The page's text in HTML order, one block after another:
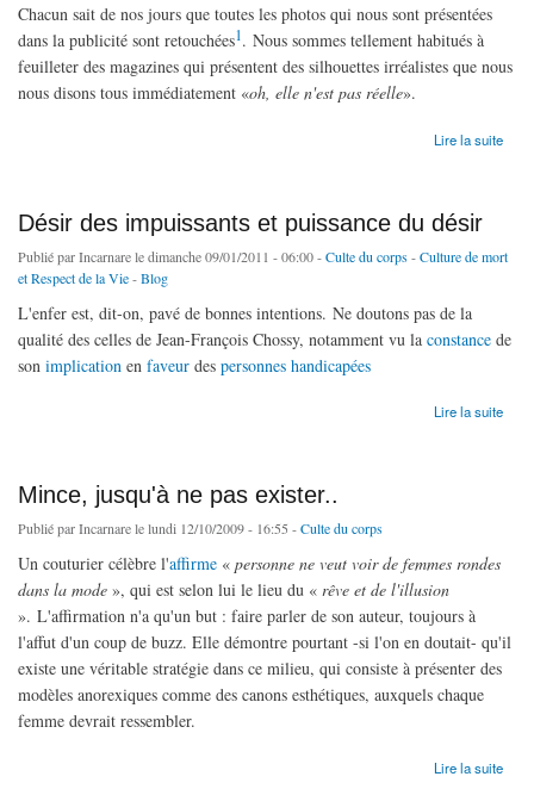
Chacun sait de nos jours que toutes les photos qui nous sont présentées
dans la publicité sont retouchées1. Nous sommes tellement habitués à
feuilleter des magazines qui présentent des silhouettes irréalistes que nous
nous disons tous immédiatement «oh, elle n'est pas réelle».
Lire la suite
Désir des impuissants et puissance du désir
Publié parIncarnarele dimanche 09/01/2011 - 06:00 -Culte du corps -Culture de mort
et Respect de la Vie-Blog
L'enfer est, dit-on, pavé de bonnes intentions. Ne doutons pas de la
qualité des celles de Jean-François Chossy, notamment vu la constance de
son implication en faveur des personnes handicapées
Lire la suite
Mince, jusqu'à ne pas exister..
Publié parIncarnarele lundi 12/10/2009 - 16:55 -Culte du corps
Un couturier célèbre l'affirme « personne ne veut voir de femmes rondes
dans la mode », qui est selon lui le lieu du « rêve et de l'illusion
». L'affirmation n'a qu'un but : faire parler de son auteur, toujours à
l'affut d'un coup de buzz. Elle démontre pourtant -si l'on en doutait- qu'il
existe une véritable stratégie dans ce milieu, qui consiste à présenter des
modèles anorexiques comme des canons esthétiques, auxquels chaque
femme devrait ressembler.
Lire la suite